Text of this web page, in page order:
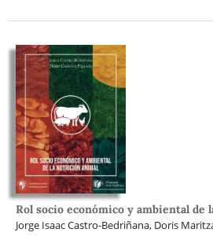
Rol socio económico y ambiental
Jorge Isaac Castro-Bedriñana, Doris